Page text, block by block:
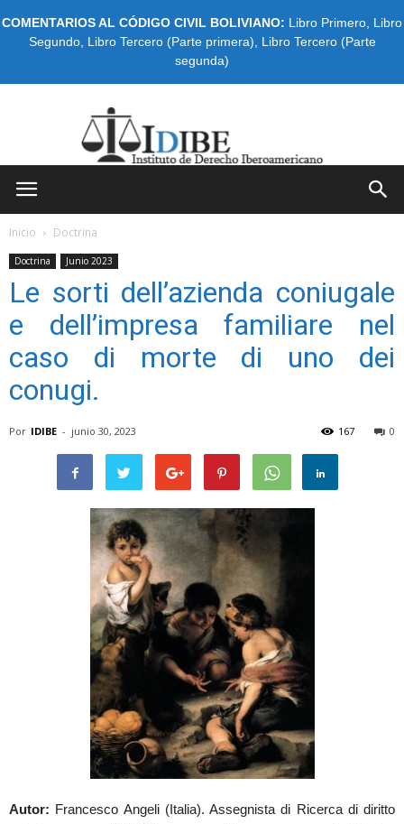
COMENTARIOS AL CÓDIGO CIVIL BOLIVIANO: Libro Primero Libro
Segundo, Libro Tercero (Parte primera)
Libro Tercero (Parte
segunda)
Inicio Doctrina
Doctrina Junio 2023
Le sorti dell’azienda coniugale
e dell’impresa familiare nel
caso di morte di uno dei
conugi.
Por IDIBE - junio 30, 2023 0
167
Autor: Francesco Angeli (Italia). Assegnista di Ricerca di diritto